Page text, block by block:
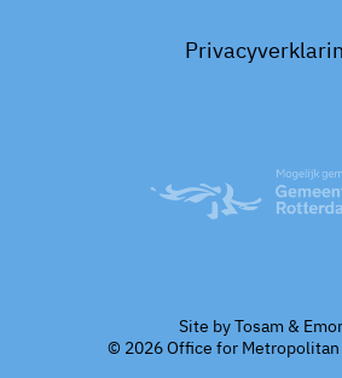
© 2026 Office for
Site byTosam&